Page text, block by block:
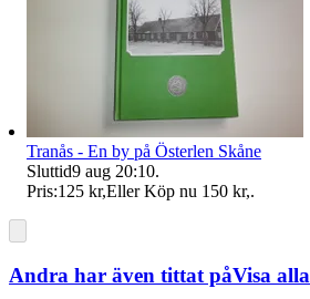
Tranås - En by på Österlen Skåne
Sluttid9 aug 20:10.
Pris:125 kr,Eller Köp nu 150 kr,.
Andra har även tittat påVisa alla